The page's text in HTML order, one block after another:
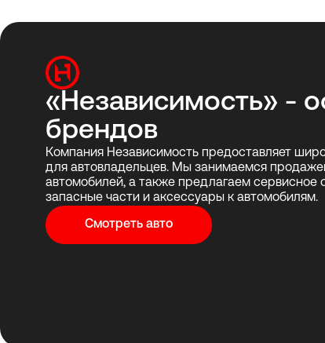
«Независимость» -
брендов
Компания Независимость предоставляет
для автовладельцев. Мы занимаемся
автомобилей, а также предлагаем сервисное
запасные части и аксессуары к автомобилям.
Смотреть авто